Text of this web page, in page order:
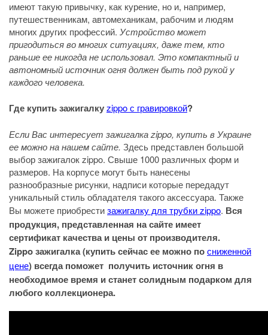
имеют такую привычку, как курение, но и, например,
путешественникам, автомеханикам, рабочим и людям
многих других профессий. Устройство может
пригодиться во многих ситуациях, даже тем, кто
раньше ее никогда не использовал. Это компактный и
автономный источник огня должен быть под рукой у
каждого человека.
Где купить зажигалкуzippo с гравировкой?
Если Вас интересует зажигалка zippo, купить в Украине
ее можно на нашем сайте. Здесь представлен большой
выбор зажигалок zippo. Свыше 1000 различных форм и
размеров. На корпусе могут быть нанесены
разнообразные рисунки, надписи которые передадут
уникальный стиль обладателя такого аксессуара. Также
Вы можете приобрестизажигалку для трубки zippo. Вся
продукция, представленная на сайте имеет
сертификат качества и цены от производителя.
Zippo зажигалка (купить сейчас ее можно посниженной
цене) всегда поможет получить источник огня в
необходимое время и станет солидным подарком для
любого коллекционера.